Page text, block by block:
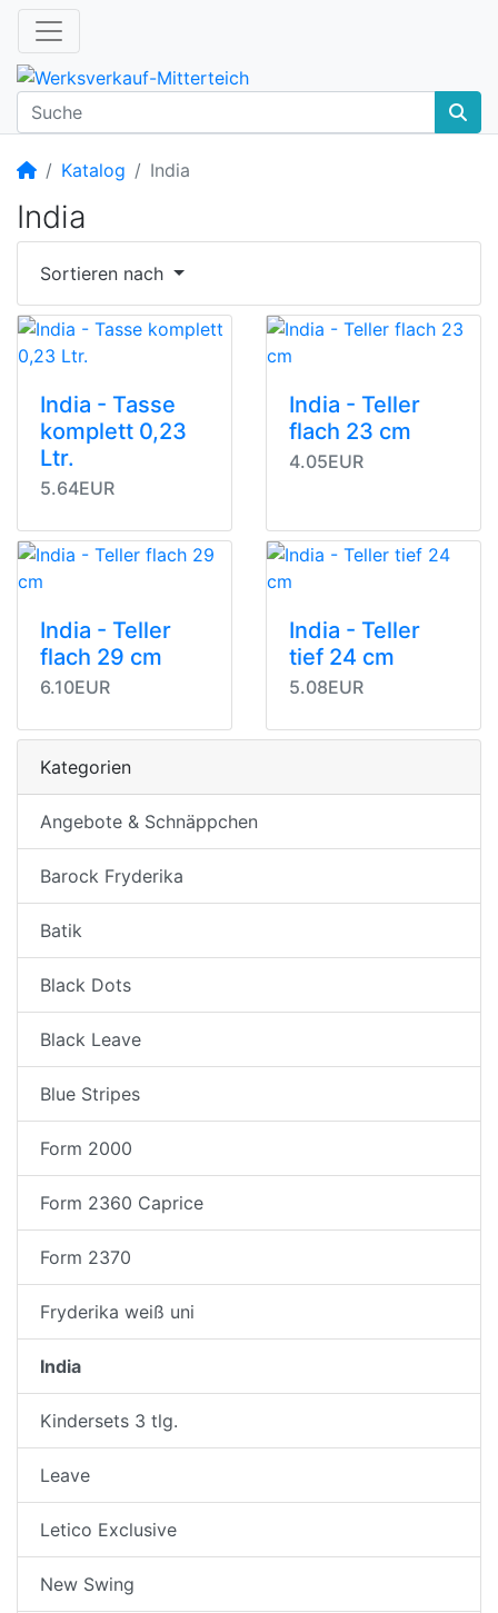
Startseite
Katalog India
India
Sortieren nach
India - Tasse
komplett 0,23
Ltr.
5.64EUR
India - Teller
flach 23 cm
4.05EUR
India - Teller
flach 29 cm
6.10EUR
India - Teller
tief 24 cm
5.08EUR
Kategorien
Angebote & Schnäppchen
Barock Fryderika
Batik
Black Dots
Black Leave
Blue Stripes
Form 2000
Form 2360 Caprice
Form 2370
Fryderika weiß uni
India
Kindersets 3 tlg.
Leave
Letico Exclusive
New Swing